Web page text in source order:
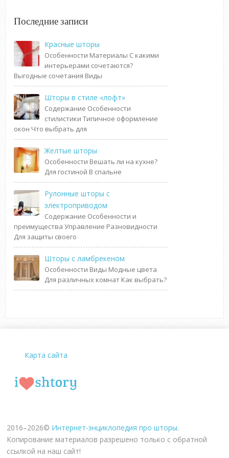
Последние записи
Красные шторы
Особенности Материалы С какими
интерьерами сочетаются?
Выгодные сочетания Виды
Шторы в стиле «лофт»
Содержание Особенности
стилистики Типичное оформление
окон Что выбрать для
Желтые шторы
Особенности Вешать ли на кухне?
Для гостиной В спальне
Рулонные шторы с
электроприводом
Содержание Особенности и
преимущества Управление Разновидности
Для защиты своего
Шторы с ламбрекеном
Особенности Виды Модные цвета
Для различных комнат Как выбрать?
Карта сайта
2016–2026© Интернет-энциклопедия про шторы.
Копирование материалов разрешено только с обратной
ссылкой на наш сайт!